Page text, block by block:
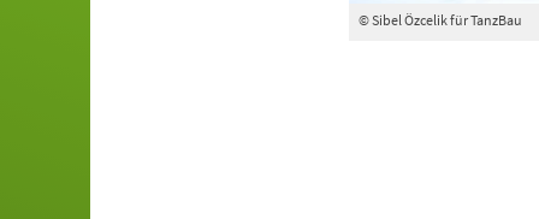
© Sibel Özcelik für TanzBau